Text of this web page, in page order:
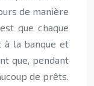
de manière
que chaque
à la banque et
que, pendant
de prêts.